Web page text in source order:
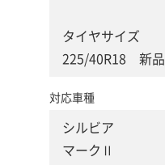
タイヤサイズ
225/40R18 新品
対応車種
シルビア
マークⅡ